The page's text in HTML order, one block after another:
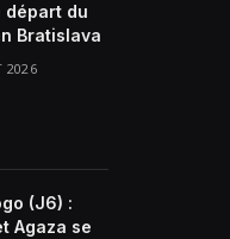
départ du
Bratislava
2026
(J6) :
Agaza se